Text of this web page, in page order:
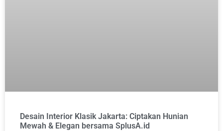
Desain Interior Klasik Jakarta: Ciptakan Hunian
Mewah & Elegan bersama SplusA.id